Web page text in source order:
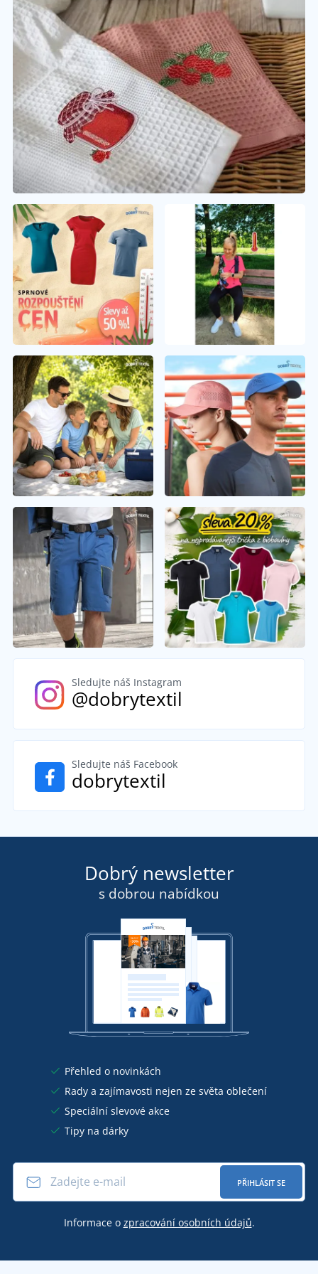
Sledujte náš Instagram
@dobrytextil
Sledujte náš Facebook
dobrytextil
Dobrý newsletter
s dobrou nabídkou
Přehled o novinkách
Rady a zajímavosti nejen ze světa oblečení
Speciální slevové akce
Tipy na dárky
PŘIHLÁSIT SE
Informace o zpracování osobních údajů.